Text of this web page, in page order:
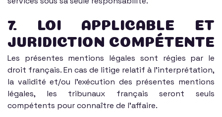
7. LOI APPLICABLE ET
JURIDICTION COMPÉTENTE
Les présentes mentions légales sont régies par le
droit français. En cas de litige relatif à l'interprétation,
la validité et/ou l'exécution des présentes mentions
légales, les tribunaux français seront seuls
compétents pour connaître de l'affaire.